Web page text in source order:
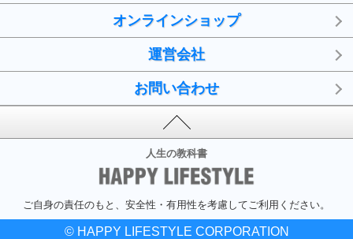
オンラインショップ
運営会社
お問い合わせ
人生の教科書
ご自身の責任のもと、安全性・有用性を考慮してご利用ください。
© HAPPY LIFESTYLE CORPORATION